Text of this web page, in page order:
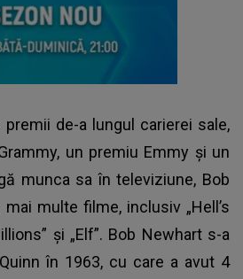
de-a lungul carierei sale,
un premiu Emmy și un
munca sa în televiziune, Bob
multe filme, inclusiv „Hell’s
și „Elf”. Bob Newhart s-a
în 1963, cu care a avut 4